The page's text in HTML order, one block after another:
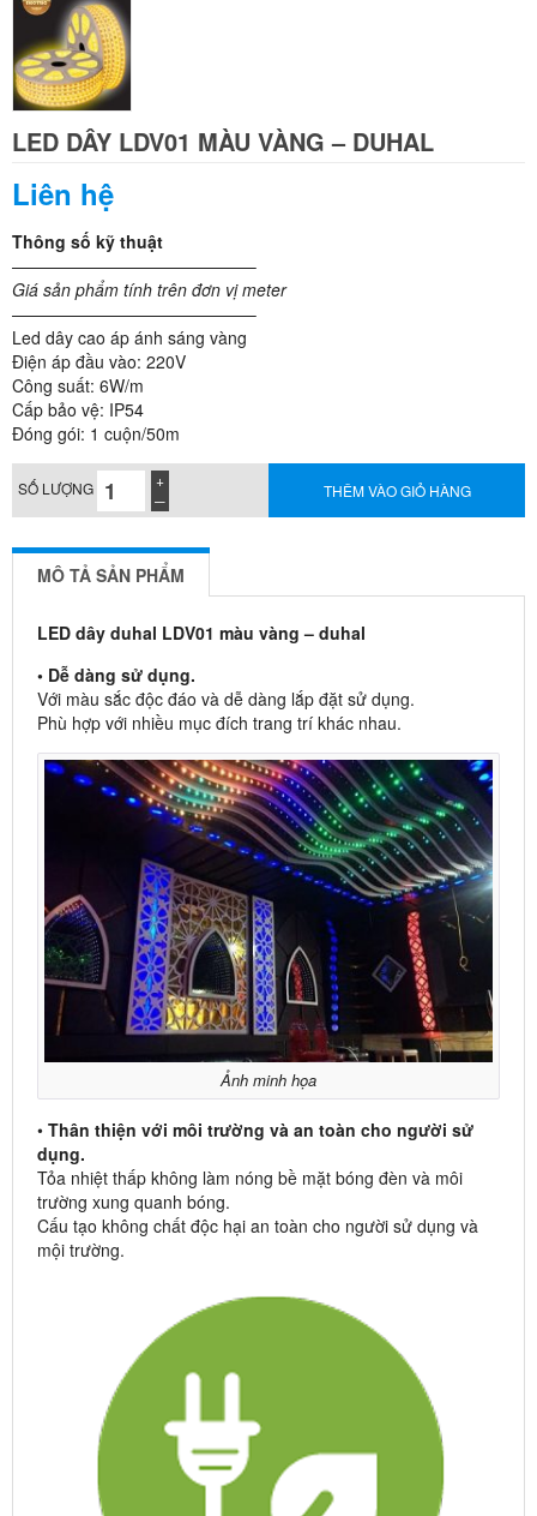
LED DÂY LDV01 MÀU VÀNG – DUHAL
Liên hệ
Thông số kỹ thuật
——————————————–
Giá sản phẩm tính trên đơn vị meter
——————————————–
Led dây cao áp ánh sáng vàng
Điện áp đầu vào: 220V
Công suất: 6W/m
Cấp bảo vệ: IP54
Đóng gói: 1 cuộn/50m
SỐ LƯỢNG THÊM VÀO GIỎ HÀNG
MÔ TẢ SẢN PHẨM
LED dây duhal LDV01 màu vàng – duhal
• Dễ dàng sử dụng.
Với màu sắc độc đáo và dễ dàng lắp đặt sử dụng.
Phù hợp với nhiều mục đích trang trí khác nhau.
Ảnh minh họa
• Thân thiện với môi trường và an toàn cho người sử
dụng.
Tỏa nhiệt thấp không làm nóng bề mặt bóng đèn và môi
trường xung quanh bóng.
Cấu tạo không chất độc hại an toàn cho người sử dụng và
mội trường.